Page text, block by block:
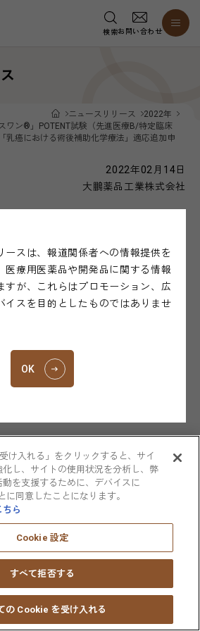
検索お問い合わせ
ニュースリリース
2022年
ワン®」POTENT試験（先進医療B/特定臨床
乳癌における術後補助化学療法」適応追加申
2022年02月14日
大鵬薬品工業株式会社
ィーエスワン®」POTENT試験
臨床研究）の成果を活用した
後補助化学療法」適応追加申
本社：東京都千代田区、代表取締役
大鵬薬品」）は、経口抗がん剤であ
師主導臨床試験である「エストロゲン
癌に対するティーエスワン（TS-1）
験）の結果に基づき行いました。
、ティーエスワンと内分泌療法の併
以上のエストロゲン受容体陽性かつ
ん患者さんに対し、臨床的に意義のあ
存期間（Invasive Disease Free
を認めました。また、安全性はこれ
試験で新たな懸念は確認されません
け入れる」をクリックすると、サイ
化し、サイトの使用状況を分析し、弊
を支援するために、デバイスに
に同意したことになります。
ら
Cookie 設定
すべて拒否する
の Cookie を受け入れる
ースは、報道関係者への情報提供を
医療用医薬品や開発品に関する情報
すが、これらはプロモーション、広
イスを目的としたものではありませ
OK